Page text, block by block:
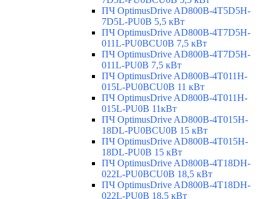
ПЧ OptimusDrive AD800B-4T5D5H-
7D5L-PU0B 5,5 кВт
ПЧ OptimusDrive AD800B-4T7D5H-
011L-PU0BCU0B 7,5 кВт
ПЧ OptimusDrive AD800B-4T7D5H-
011L-PU0B 7,5 кВт
ПЧ OptimusDrive AD800B-4T011H-
015L-PU0BCU0B 11 кВт
ПЧ OptimusDrive AD800B-4T011H-
015L-PU0B 11кВт
ПЧ OptimusDrive AD800B-4T015H-
18DL-PU0BCU0B 15 кВт
ПЧ OptimusDrive AD800B-4T015H-
18DL-PU0B 15 кВт
ПЧ OptimusDrive AD800B-4T18DH-
022L-PU0BCU0B 18,5 кВт
ПЧ OptimusDrive AD800B-4T18DH-
022L-PU0B 18,5 кВт